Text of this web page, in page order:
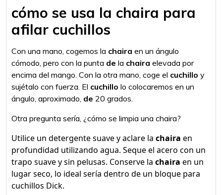
cómo se usa la chaira para
afilar cuchillos
Con una mano, cogemos la chaira en un ángulo
cómodo, pero con la punta de la chaira elevada por
encima del mango. Con la otra mano, coge el cuchillo y
sujétalo con fuerza. El cuchillo lo colocaremos en un
ángulo, aproximado, de 20 grados.
Otra pregunta sería, ¿cómo se limpia una chaira?
Utilice un detergente suave y aclare la chaira en
profundidad utilizando agua. Seque el acero con un
trapo suave y sin pelusas. Conserve la chaira en un
lugar seco, lo ideal sería dentro de un bloque para
cuchillos Dick.